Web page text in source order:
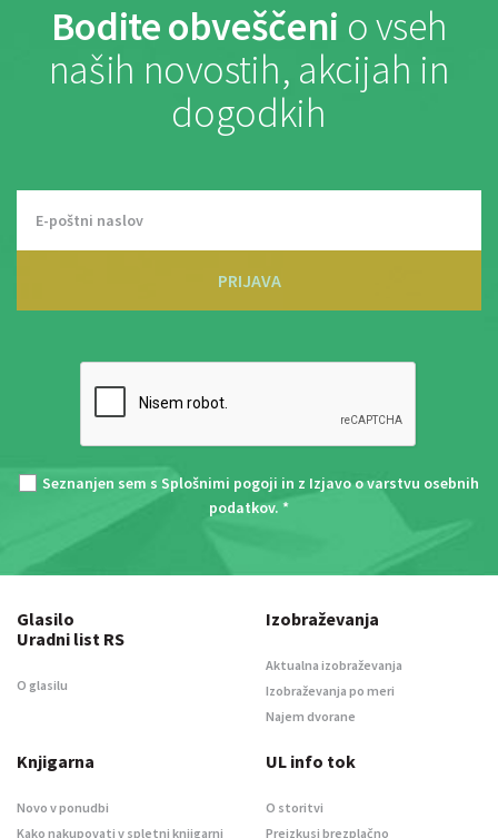
Bodite obveščeni o vseh
naših novostih, akcijah in
dogodkih
PRIJAVA
Seznanjen sem s Splošnimi pogoji in z Izjavo o varstvu osebnih
podatkov. *
Glasilo
Uradni list RS
O glasilu
Izobraževanja
Aktualna izobraževanja
Izobraževanja po meri
Najem dvorane
Knjigarna
Novo v ponudbi
Kako nakupovati v spletni knjigarni
UL info tok
O storitvi
Preizkusi brezplačno